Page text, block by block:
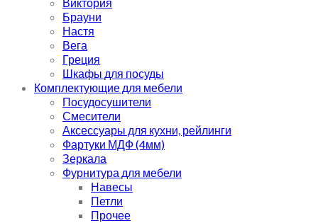
Виктория
Брауни
Настя
Вега
Греция
Шкафы для посуды
Комплектующие для мебели
Посудосушители
Смесители
Аксессуары для кухни, рейлинги
Фартуки МДФ (4мм)
Зеркала
Фурнитура для мебели
Навесы
Петли
Прочее